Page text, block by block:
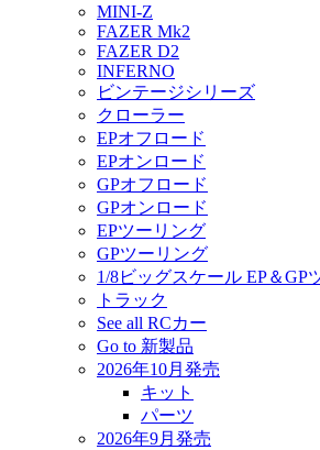
MINI-Z
FAZER Mk2
FAZER D2
INFERNO
ビンテージシリーズ
クローラー
EPオフロード
EPオンロード
GPオフロード
GPオンロード
EPツーリング
GPツーリング
1/8ビッグスケール EP＆GP
トラック
See all RCカー
Go to 新製品
2026年10月発売
キット
パーツ
2026年9月発売